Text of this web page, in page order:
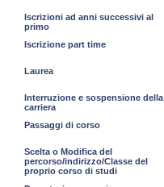
Iscrizioni ad anni successivi al
primo
Iscrizione part time
Laurea
Interruzione e sospensione della
carriera
Passaggi di corso
Scelta o Modifica del
percorso/indirizzo/Classe del
proprio corso di studi